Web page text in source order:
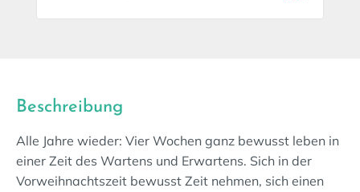
Beschreibung
Alle Jahre wieder: Vier Wochen ganz bewusst leben in
einer Zeit des Wartens und Erwartens. Sich in der
Vorweihnachtszeit bewusst Zeit nehmen, sich einen